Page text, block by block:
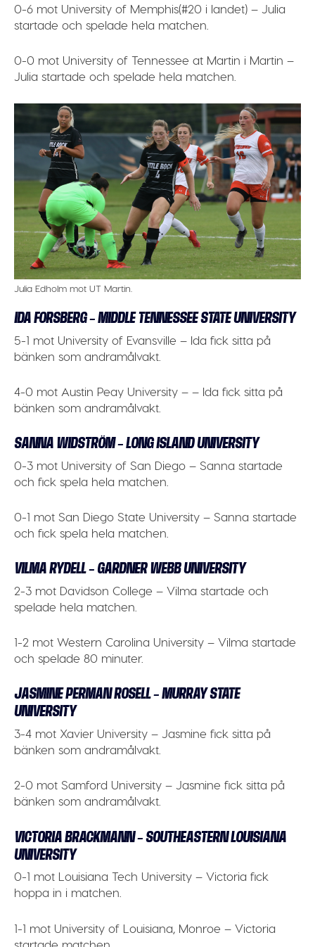
0-6 mot University of Memphis(#20 i landet) – Julia
startade och spelade hela matchen.
0-0 mot University of Tennessee at Martin i Martin –
Julia startade och spelade hela matchen.
Julia Edholm mot UT Martin.
IDA FORSBERG – MIDDLE TENNESSEE STATE UNIVERSITY
5-1 mot University of Evansville – Ida fick sitta på
bänken som andramålvakt.
4-0 mot Austin Peay University – – Ida fick sitta på
bänken som andramålvakt.
SANNA WIDSTRÖM – LONG ISLAND UNIVERSITY
0-3 mot University of San Diego – Sanna startade
och fick spela hela matchen.
0-1 mot San Diego State University – Sanna startade
och fick spela hela matchen.
VILMA RYDELL – GARDNER WEBB UNIVERSITY
2-3 mot Davidson College – Vilma startade och
spelade hela matchen.
1-2 mot Western Carolina University – Vilma startade
och spelade 80 minuter.
JASMINE PERMAN ROSELL – MURRAY STATE
UNIVERSITY
3-4 mot Xavier University – Jasmine fick sitta på
bänken som andramålvakt.
2-0 mot Samford University – Jasmine fick sitta på
bänken som andramålvakt.
VICTORIA BRACKMANN – SOUTHEASTERN LOUISIANA
UNIVERSITY
0-1 mot Louisiana Tech University – Victoria fick
hoppa in i matchen.
1-1 mot University of Louisiana, Monroe – Victoria
startade matchen.